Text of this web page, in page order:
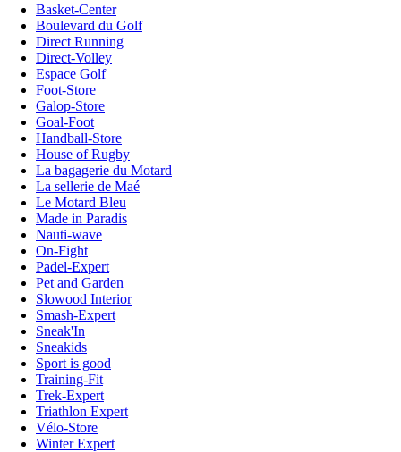
Basket-Center
Boulevard du Golf
Direct Running
Direct-Volley
Espace Golf
Foot-Store
Galop-Store
Goal-Foot
Handball-Store
House of Rugby
La bagagerie du Motard
La sellerie de Maé
Le Motard Bleu
Made in Paradis
Nauti-wave
On-Fight
Padel-Expert
Pet and Garden
Slowood Interior
Smash-Expert
Sneak'In
Sneakids
Sport is good
Training-Fit
Trek-Expert
Triathlon Expert
Vélo-Store
Winter Expert